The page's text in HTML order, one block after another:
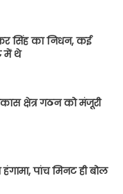
सिंह का निधन, कई
में थे
क्षेत्र गठन को मंजूरी
पांच मिनट ही बोल